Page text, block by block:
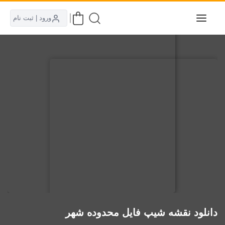
ورود | ثبت نام
دانلود نقشه شیپ فایل محدوده شهر